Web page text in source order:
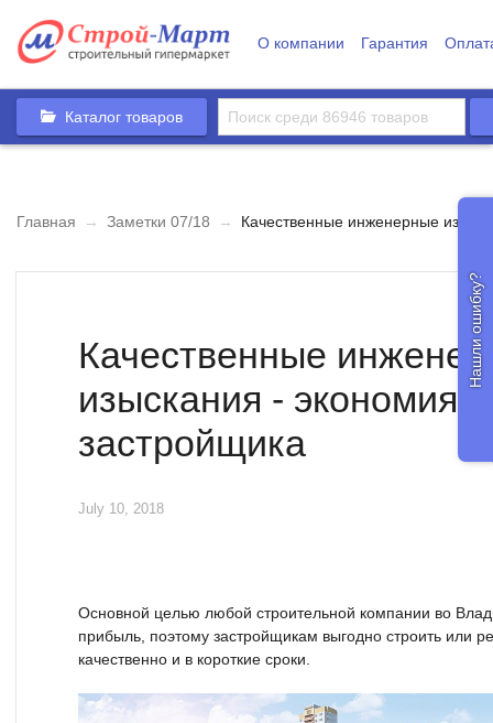
О компании Гарантия
Каталог товаров
Главная → Заметки 07/18 → Качественные инженерные
Качественные
изыскания - экономия
застройщика
July 10, 2018
Основной целью любой строительной компании во
прибыль, поэтому застройщикам выгодно строить или
качественно и в короткие сроки.
Нашли ошибку?